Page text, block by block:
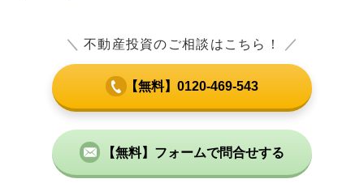
＼ 不動産投資のご相談はこちら！ ／
【無料】0120-469-543
【無料】フォームで問合せする